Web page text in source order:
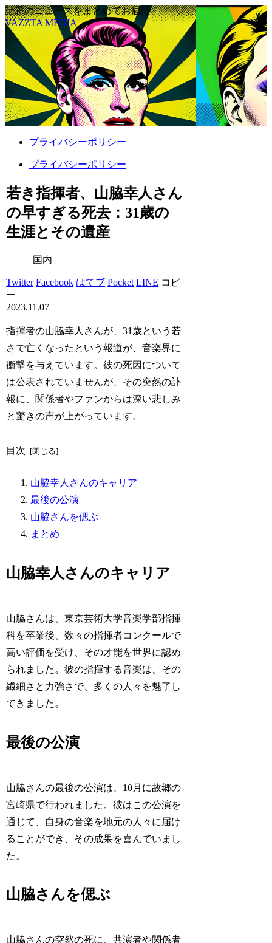
話題のニュースをまとめてお届け
VAZZTA MEDIA
プライバシーポリシー
プライバシーポリシー
若き指揮者、山脇幸人さん
の早すぎる死去：31歳の
生涯とその遺産
国内
Twitter Facebook はてブ Pocket LINE コピ
ー
2023.11.07
指揮者の山脇幸人さんが、31歳という若
さで亡くなったという報道が、音楽界に
衝撃を与えています。彼の死因について
は公表されていませんが、その突然の訃
報に、関係者やファンからは深い悲しみ
と驚きの声が上がっています。
目次
山脇幸人さんのキャリア
最後の公演
山脇さんを偲ぶ
まとめ
山脇幸人さんのキャリア
山脇さんは、東京芸術大学音楽学部指揮
科を卒業後、数々の指揮者コンクールで
高い評価を受け、その才能を世界に認め
られました。彼の指揮する音楽は、その
繊細さと力強さで、多くの人々を魅了し
てきました。
最後の公演
山脇さんの最後の公演は、10月に故郷の
宮崎県で行われました。彼はこの公演を
通じて、自身の音楽を地元の人々に届け
ることができ、その成果を喜んでいまし
た。
山脇さんを偲ぶ
山脇さんの突然の死に、共演者や関係者